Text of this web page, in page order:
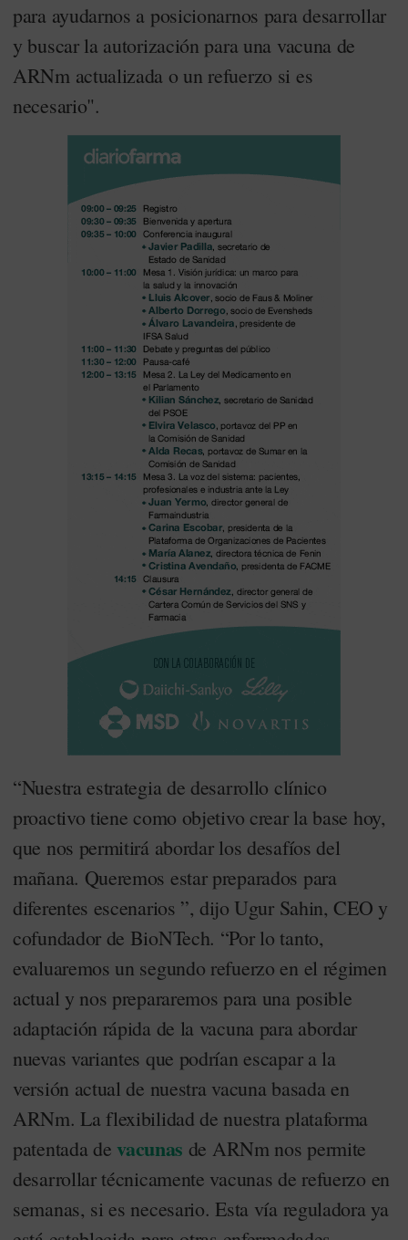
para ayudarnos a posicionarnos para desarrollar
y buscar la autorización para una vacuna de
ARNm actualizada o un refuerzo si es
necesario".
“Nuestra estrategia de desarrollo clínico
proactivo tiene como objetivo crear la base hoy,
que nos permitirá abordar los desafíos del
mañana. Queremos estar preparados para
diferentes escenarios ”, dijo Ugur Sahin, CEO y
cofundador de BioNTech. “Por lo tanto,
evaluaremos un segundo refuerzo en el régimen
actual y nos prepararemos para una posible
adaptación rápida de la vacuna para abordar
nuevas variantes que podrían escapar a la
versión actual de nuestra vacuna basada en
ARNm. La flexibilidad de nuestra plataforma
patentada devacunas de ARNm nos permite
desarrollar técnicamente vacunas de refuerzo en
semanas, si es necesario. Esta vía reguladora ya